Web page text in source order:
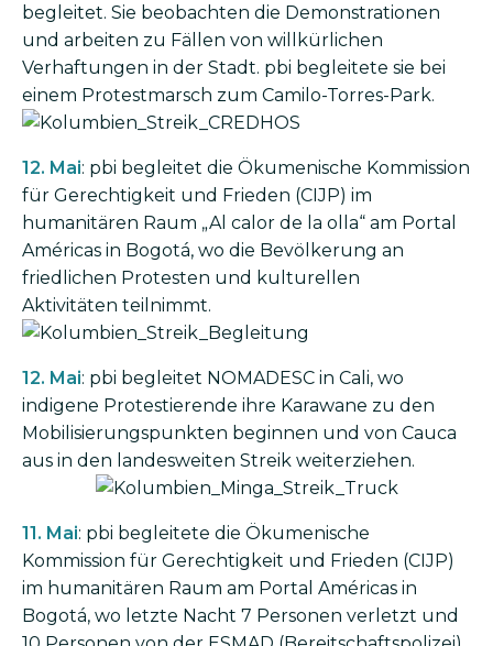
begleitet. Sie beobachten die Demonstrationen
und arbeiten zu Fällen von willkürlichen
Verhaftungen in der Stadt. pbi begleitete sie bei
einem Protestmarsch zum Camilo-Torres-Park.
Bild
12. Mai: pbi begleitet die Ökumenische Kommission
für Gerechtigkeit und Frieden (CIJP) im
humanitären Raum „Al calor de la olla“ am Portal
Américas in Bogotá, wo die Bevölkerung an
friedlichen Protesten und kulturellen
Aktivitäten teilnimmt.
Bild
12. Mai: pbi begleitet NOMADESC in Cali, wo
indigene Protestierende ihre Karawane zu den
Mobilisierungspunkten beginnen und von Cauca
aus in den landesweiten Streik weiterziehen.
Bild
11. Mai: pbi begleitete die Ökumenische
Kommission für Gerechtigkeit und Frieden (CIJP)
im humanitären Raum am Portal Américas in
Bogotá, wo letzte Nacht 7 Personen verletzt und